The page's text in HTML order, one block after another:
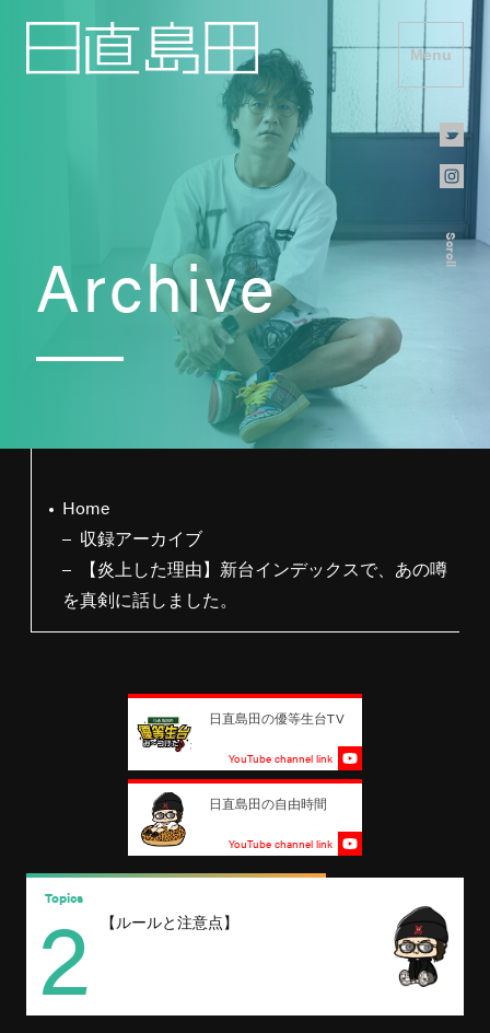
Menu
Scroll
Archive
Home
収録アーカイブ
【炎上した理由】新台インデックスで、あの噂
を真剣に話しました。
日直島田の優等生台TV
YouTube channel link
日直島田の自由時間
YouTube channel link
【ルールと注意点】
Topics
2